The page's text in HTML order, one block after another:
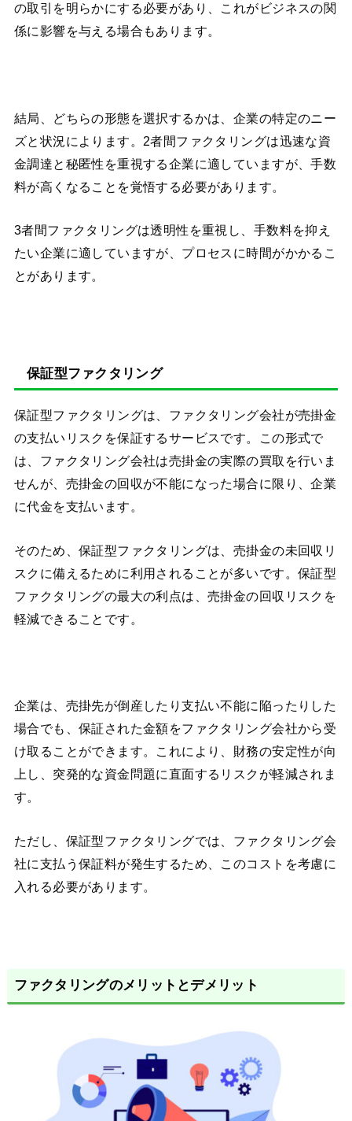
の取引を明らかにする必要があり、これがビジネスの関
係に影響を与える場合もあります。
結局、どちらの形態を選択するかは、企業の特定のニー
ズと状況によります。2者間ファクタリングは迅速な資
金調達と秘匿性を重視する企業に適していますが、手数
料が高くなることを覚悟する必要があります。
3者間ファクタリングは透明性を重視し、手数料を抑え
たい企業に適していますが、プロセスに時間がかかるこ
とがあります。
保証型ファクタリング
保証型ファクタリングは、ファクタリング会社が売掛金
の支払いリスクを保証するサービスです。この形式で
は、ファクタリング会社は売掛金の実際の買取を行いま
せんが、売掛金の回収が不能になった場合に限り、企業
に代金を支払います。
そのため、保証型ファクタリングは、売掛金の未回収リ
スクに備えるために利用されることが多いです。保証型
ファクタリングの最大の利点は、売掛金の回収リスクを
軽減できることです。
企業は、売掛先が倒産したり支払い不能に陥ったりした
場合でも、保証された金額をファクタリング会社から受
け取ることができます。これにより、財務の安定性が向
上し、突発的な資金問題に直面するリスクが軽減されま
す。
ただし、保証型ファクタリングでは、ファクタリング会
社に支払う保証料が発生するため、このコストを考慮に
入れる必要があります。
ファクタリングのメリットとデメリット